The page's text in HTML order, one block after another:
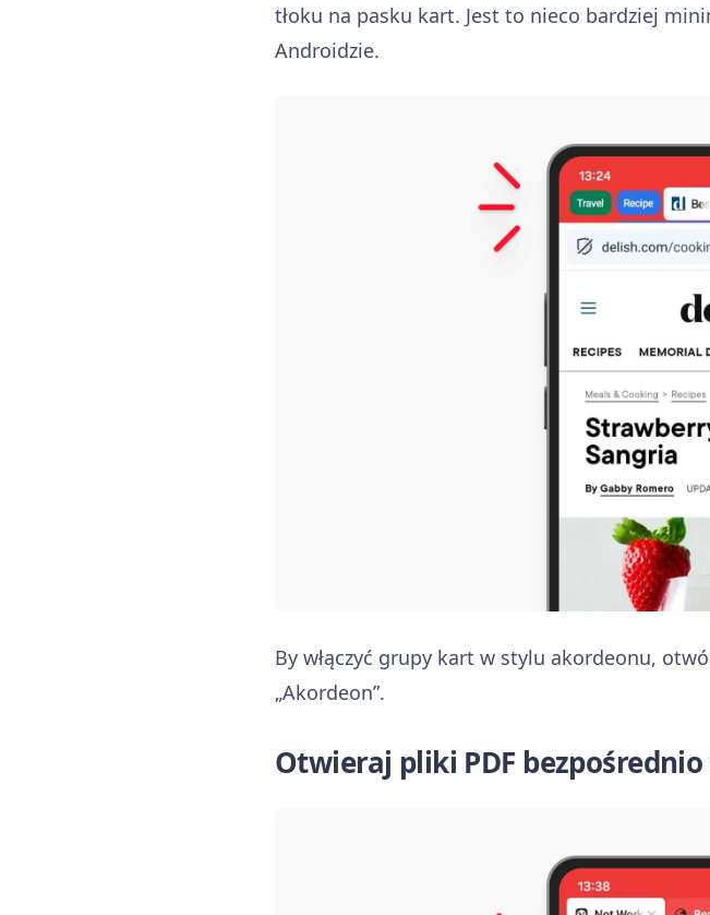
tłoku na pasku kart. Jest to nieco bardziej
Androidzie.
By włączyć grupy kart w stylu akordeonu,
„Akordeon”.
Otwieraj pliki PDF